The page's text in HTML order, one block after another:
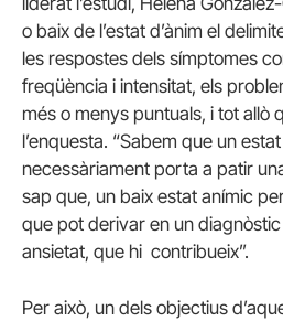
o baix de l’estat d’ànim el
les respostes dels símptomes
freqüència i intensitat, els
més o menys puntuals, i tot allò
l’enquesta. “Sabem que un
necessàriament porta a patir
sap que, un baix estat anímic
que pot derivar en un
ansietat, que hi contribueix”.
Per això, un dels objectius